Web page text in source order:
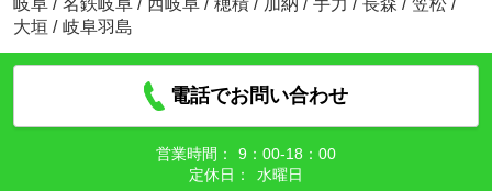
岐阜 / 名鉄岐阜 / 西岐阜 / 穂積 / 加納 / 手力 / 長森 / 笠松 /
大垣 / 岐阜羽島
電話でお問い合わせ
営業時間：
9：00‐18：00
定休日：
水曜日